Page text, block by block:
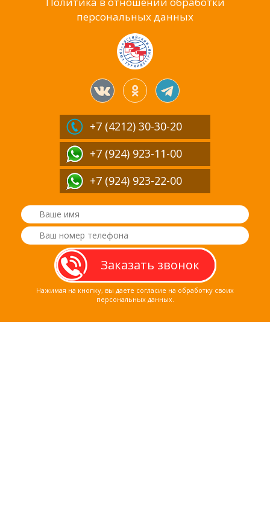
персональных данных
+7 (4212) 30-30-20
+7 (924) 923-11-00
+7 (924) 923-22-00
Нажимая на кнопку, вы даете согласие на обработку своих
персональных данных.